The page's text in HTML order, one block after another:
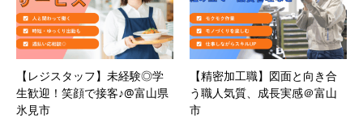
【レジスタッフ】未経験◎学
生歓迎！笑顔で接客♪@富山県
氷見市
【精密加工職】図面と向き合
う職人気質、成長実感＠富山
市